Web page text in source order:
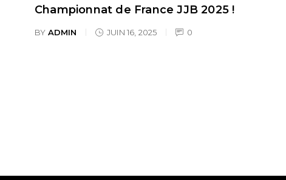
Championnat de France JJB 2025 !
BY ADMIN JUIN 16, 2025 0